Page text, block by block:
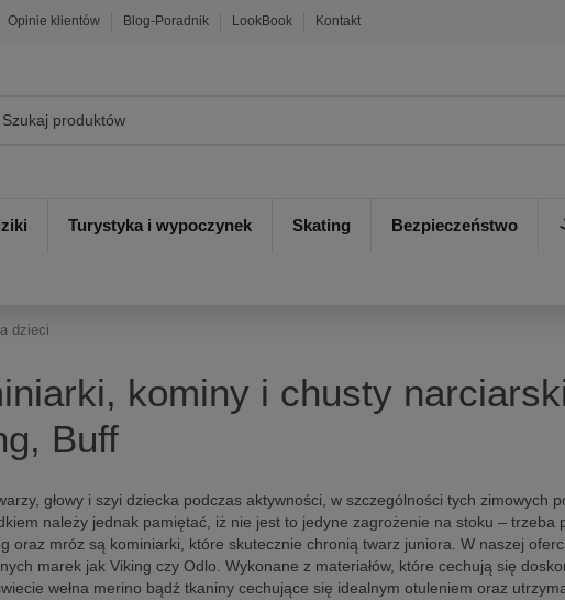
Opinie klientów Blog-Poradnik LookBook Kontakt
Turystyka i wypoczynek Skating Bezpieczeństwo
dzieci
kominy i chusty
Buff
głowy i szyi dziecka podczas aktywności, w szczególności tych zimowych
należy jednak pamiętać, iż nie jest to jedyne zagrożenie na stoku –
oraz mróz są kominiarki, które skutecznie chronią twarz juniora. W naszej
marek jak Viking czy Odlo. Wykonane z materiałów, które cechują się
wełna merino bądź tkaniny cechujące się idealnym otuleniem oraz